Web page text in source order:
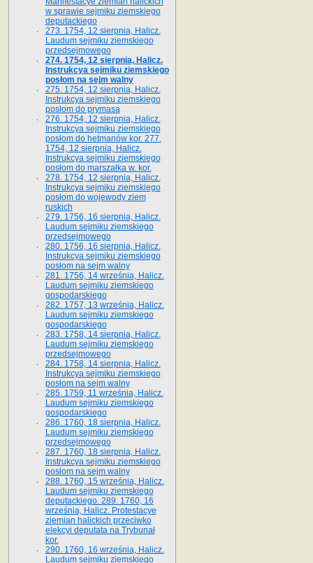
w sprawie sejmiku ziemskiego
deputackiego
273. 1754, 12 sierpnia, Halicz.
Laudum sejmiku ziemskiego
przedsejmowego
274. 1754, 12 sierpnia, Halicz.
Instrukcya sejmiku ziemskiego
posłom na sejm walny
275. 1754, 12 sierpnia, Halicz.
Instrukcya sejmiku ziemskiego
posłom do prymasa
276. 1754, 12 sierpnia, Halicz.
Instrukcya sejmiku ziemskiego
posłom do hetmanów kor. 277.
1754, 12 sierpnia, Halicz.
Instrukcya sejmiku ziemskiego
posłom do marszałka w. kor.
278. 1754, 12 sierpnia, Halicz.
Instrukcya sejmiku ziemskiego
posłom do wojewody ziem
ruskich
279. 1756, 16 sierpnia, Halicz.
Laudum sejmiku ziemskiego
przedsejmowego
280. 1756, 16 sierpnia, Halicz.
Instrukcya sejmiku ziemskiego
posłom na sejm walny
281. 1756, 14 września, Halicz.
Laudum sejmiku ziemskiego
gospodarskiego
282. 1757, 13 września, Halicz.
Laudum sejmiku ziemskiego
gospodarskiego
283. 1758, 14 sierpnia, Halicz.
Laudum sejmiku ziemskiego
przedsejmowego
284. 1758, 14 sierpnia, Halicz.
Instrukcya sejmiku ziemskiego
posłom na sejm walny
285. 1759, 11 września, Halicz.
Laudum sejmiku ziemskiego
gospodarskiego
286. 1760, 18 sierpnia, Halicz.
Laudum sejmiku ziemskiego
przedsejmowego
287. 1760, 18 sierpnia, Halicz.
Instrukcya sejmiku ziemskiego
posłom na sejm walny
288. 1760, 15 września, Halicz.
Laudum sejmiku ziemskiego
deputackiego. 289. 1760, 16
września, Halicz. Protestacye
ziemian halickich przeciwko
elekcyi deputata na Trybunał
kor.
290. 1760, 16 września, Halicz.
Laudum sejmiku ziemskiego